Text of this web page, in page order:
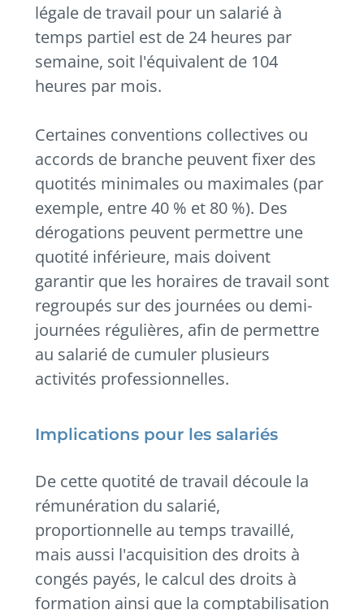
légale de travail pour un salarié à
temps partiel est de 24 heures par
semaine, soit l'équivalent de 104
heures par mois.
Certaines conventions collectives ou
accords de branche peuvent fixer des
quotités minimales ou maximales (par
exemple, entre 40 % et 80 %). Des
dérogations peuvent permettre une
quotité inférieure, mais doivent
garantir que les horaires de travail sont
regroupés sur des journées ou demi-
journées régulières, afin de permettre
au salarié de cumuler plusieurs
activités professionnelles.
Implications pour les salariés
De cette quotité de travail découle la
rémunération du salarié,
proportionnelle au temps travaillé,
mais aussi l'acquisition des droits à
congés payés, le calcul des droits à
formation ainsi que la comptabilisation